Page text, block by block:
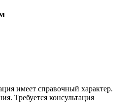
имеет справочный характер.
Требуется консультация